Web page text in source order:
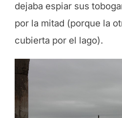
dejaba espiar sus
por la mitad (porque la
cubierta por el lago).